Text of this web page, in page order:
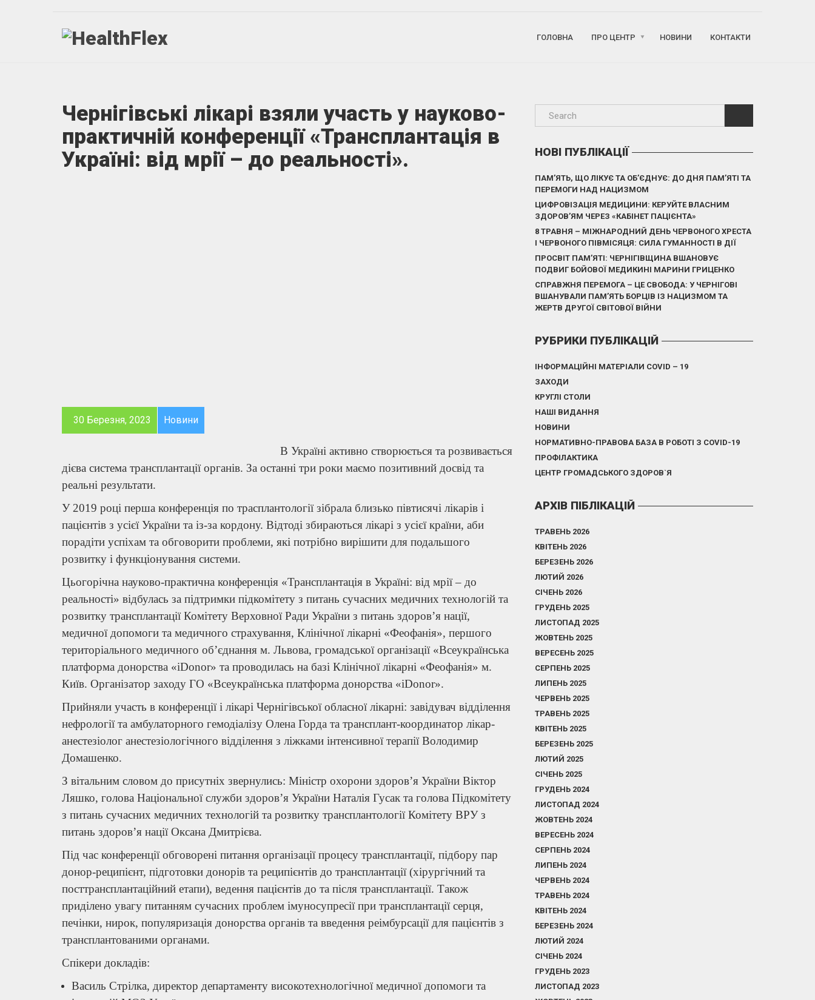
ГОЛОВНА ПРО ЦЕНТР НОВИНИ КОНТАКТИ
Чернігівські лікарі взяли участь у науково-
практичній конференції «Трансплантація в
Україні: від мрії – до реальності».
30 Березня, 2023 Новини
В Україні активно створюється та розвивається
дієва система трансплантації органів. За останні три роки маємо позитивний досвід та
реальні результати.
У 2019 році перша конференція по трасплантології зібрала близько півтисячі лікарів і
пацієнтів з усієї України та із-за кордону. Відтоді збираються лікарі з усієї країни, аби
порадіти успіхам та обговорити проблеми, які потрібно вирішити для подальшого
розвитку і функціонування системи.
Цьогорічна науково-практична конференція «Трансплантація в Україні: від мрії – до
реальності» відбулась за підтримки підкомітету з питань сучасних медичних технологій та
розвитку трансплантації Комітету Верховної Ради України з питань здоров’я нації,
медичної допомоги та медичного страхування, Клінічної лікарні «Феофанія», першого
територіального медичного об’єднання м. Львова, громадської організації «Всеукраїнська
платформа донорства «іDonor» та проводилась на базі Клінічної лікарні «Феофанія» м.
Київ. Організатор заходу ГО «Всеукраїнська платформа донорства «іDonor».
Прийняли участь в конференції і лікарі Чернігівської обласної лікарні: завідувач відділення
нефрології та амбулаторного гемодіалізу Олена Горда та трансплант-координатор лікар-
анестезіолог анестезіологічного відділення з ліжками інтенсивної терапії Володимир
Домашенко.
З вітальним словом до присутніх звернулись: Міністр охорони здоров’я України Віктор
Ляшко, голова Національної служби здоров’я України Наталія Гусак та голова Підкомітету
з питань сучасних медичних технологій та розвитку трансплантології Комітету ВРУ з
питань здоров’я нації Оксана Дмитрієва.
Під час конференції обговорені питання організації процесу трансплантації, підбору пар
донор-реципієнт, підготовки донорів та реципієнтів до трансплантації (хірургічний та
посттрансплантаційний етапи), ведення пацієнтів до та після трансплантації. Також
приділено увагу питанням сучасних проблем імуносупресії при трансплантації серця,
печінки, нирок, популяризація донорства органів та введення реімбурсації для пацієнтів з
трансплантованими органами.
Спікери докладів:
Василь Стрілка, директор департаменту високотехнологічної медичної допомоги та
НОВІ ПУБЛІКАЦІЇ
ПАМ’ЯТЬ, ЩО ЛІКУЄ ТА ОБ’ЄДНУЄ: ДО ДНЯ ПАМ’ЯТІ ТА
ПЕРЕМОГИ НАД НАЦИЗМОМ
ЦИФРОВІЗАЦІЯ МЕДИЦИНИ: КЕРУЙТЕ ВЛАСНИМ
ЗДОРОВ’ЯМ ЧЕРЕЗ «КАБІНЕТ ПАЦІЄНТА»
8 ТРАВНЯ – МІЖНАРОДНИЙ ДЕНЬ ЧЕРВОНОГО ХРЕСТА
І ЧЕРВОНОГО ПІВМІСЯЦЯ: СИЛА ГУМАННОСТІ В ДІЇ
ПРОСВІТ ПАМ’ЯТІ: ЧЕРНІГІВЩИНА ВШАНОВУЄ
ПОДВИГ БОЙОВОЇ МЕДИКИНІ МАРИНИ ГРИЦЕНКО
СПРАВЖНЯ ПЕРЕМОГА – ЦЕ СВОБОДА: У ЧЕРНІГОВІ
ВШАНУВАЛИ ПАМ’ЯТЬ БОРЦІВ ІЗ НАЦИЗМОМ ТА
ЖЕРТВ ДРУГОЇ СВІТОВОЇ ВІЙНИ
РУБРИКИ ПУБЛІКАЦІЙ
ІНФОРМАЦІЙНІ МАТЕРІАЛИ COVID – 19
ЗАХОДИ
КРУГЛІ СТОЛИ
НАШІ ВИДАННЯ
НОВИНИ
НОРМАТИВНО-ПРАВОВА БАЗА В РОБОТІ З COVID-19
ПРОФІЛАКТИКА
ЦЕНТР ГРОМАДСЬКОГО ЗДОРОВ`Я
АРХІВ ПІБЛІКАЦІЙ
ТРАВЕНЬ 2026
КВІТЕНЬ 2026
БЕРЕЗЕНЬ 2026
ЛЮТИЙ 2026
СІЧЕНЬ 2026
ГРУДЕНЬ 2025
ЛИСТОПАД 2025
ЖОВТЕНЬ 2025
ВЕРЕСЕНЬ 2025
СЕРПЕНЬ 2025
ЛИПЕНЬ 2025
ЧЕРВЕНЬ 2025
ТРАВЕНЬ 2025
КВІТЕНЬ 2025
БЕРЕЗЕНЬ 2025
ЛЮТИЙ 2025
СІЧЕНЬ 2025
ГРУДЕНЬ 2024
ЛИСТОПАД 2024
ЖОВТЕНЬ 2024
ВЕРЕСЕНЬ 2024
СЕРПЕНЬ 2024
ЛИПЕНЬ 2024
ЧЕРВЕНЬ 2024
ТРАВЕНЬ 2024
КВІТЕНЬ 2024
БЕРЕЗЕНЬ 2024
ЛЮТИЙ 2024
СІЧЕНЬ 2024
ГРУДЕНЬ 2023
ЛИСТОПАД 2023